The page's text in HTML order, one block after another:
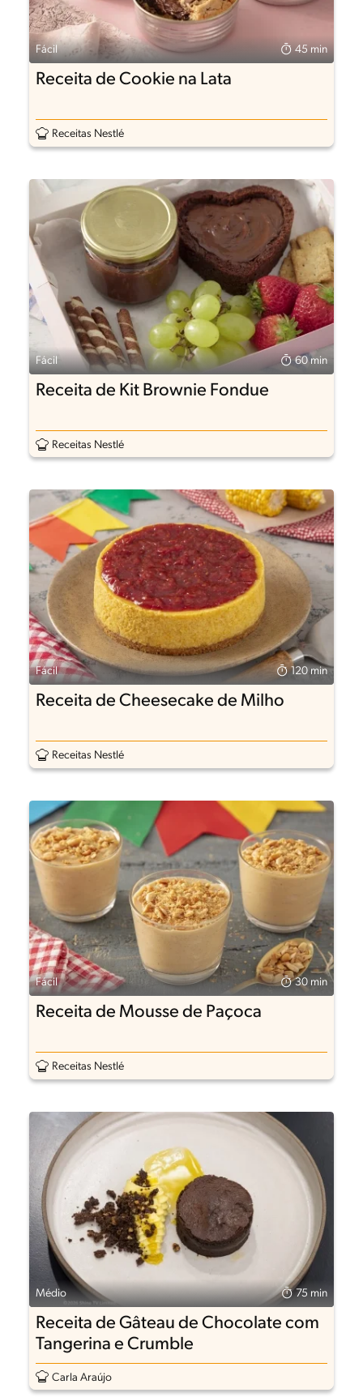
Fácil 45 min
Receita de Cookie na Lata
Receitas Nestlé
Fácil 60 min
Receita de Kit Brownie Fondue
Receitas Nestlé
Fácil 120 min
Receita de Cheesecake de Milho
Receitas Nestlé
Fácil 30 min
Receita de Mousse de Paçoca
Receitas Nestlé
Médio 75 min
Receita de Gâteau de Chocolate com
Tangerina e Crumble
Carla Araújo